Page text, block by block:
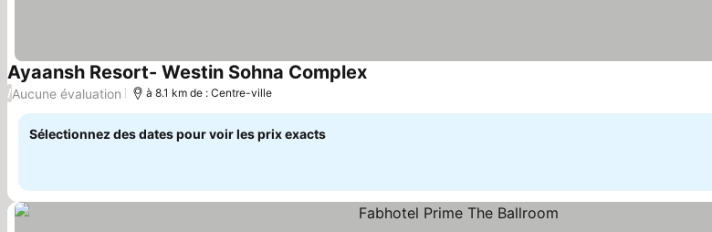
Ayaansh Resort- Westin Sohna ComplexConsulter les prix
/Aucune évaluation à 8.1 km de : Centre-ville
Sélectionnez des dates pour voir les prix exacts